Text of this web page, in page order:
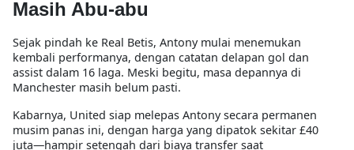
Masih Abu-abu
Sejak pindah ke Real Betis, Antony mulai menemukan
kembali performanya, dengan catatan delapan gol dan
assist dalam 16 laga. Meski begitu, masa depannya di
Manchester masih belum pasti.
Kabarnya, United siap melepas Antony secara permanen
musim panas ini, dengan harga yang dipatok sekitar £40
juta—hampir setengah dari biaya transfer saat